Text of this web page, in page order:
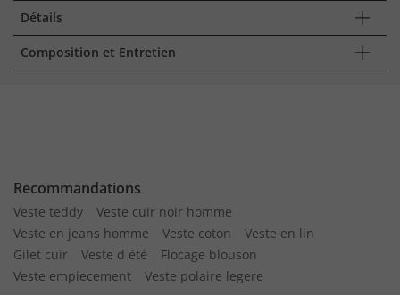
Détails
Composition et Entretien
Recommandations
Veste teddy
Veste cuir noir homme
Veste en jeans homme
Veste coton
Veste en lin
Gilet cuir
Veste d été
Flocage blouson
Veste empiecement
Veste polaire legere